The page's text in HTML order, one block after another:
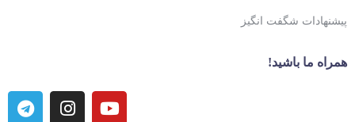
پیشنهادات شگفت انگیز
همراه ما باشید!